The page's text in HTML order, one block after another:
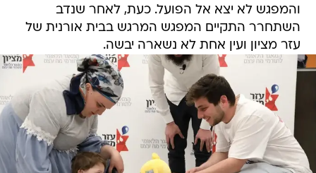
והמפגש לא יצא אל הפועל. כעת, לאחר שנדב
השתחרר התקיים המפגש המרגש בבית אורנית של
עזר מציון ועין אחת לא נשארה יבשה.